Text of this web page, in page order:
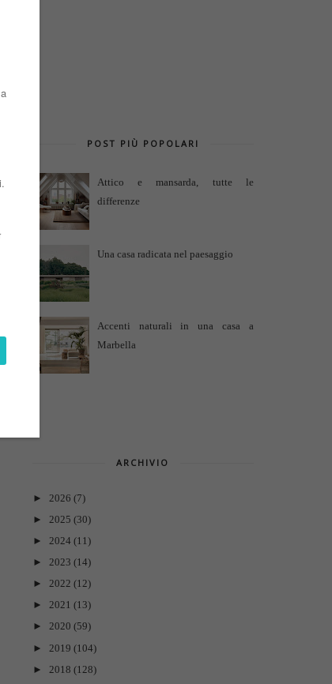
POST PIÙ POPOLARI
Attico e mansarda, tutte le
differenze
Una casa radicata nel paesaggio
Accenti naturali in una casa a
Marbella
ARCHIVIO
► 2026 (7)
► 2025 (30)
► 2024 (11)
► 2023 (14)
► 2022 (12)
► 2021 (13)
► 2020 (59)
► 2019 (104)
► 2018 (128)